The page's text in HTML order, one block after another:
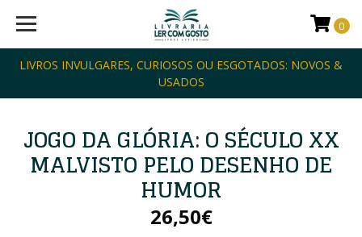
LIVROS INVULGARES, CURIOSOS OU ESGOTADOS: NOVOS &
USADOS
0
JOGO DA GLÓRIA: O SÉCULO XX
MALVISTO PELO DESENHO DE
HUMOR
26,50€